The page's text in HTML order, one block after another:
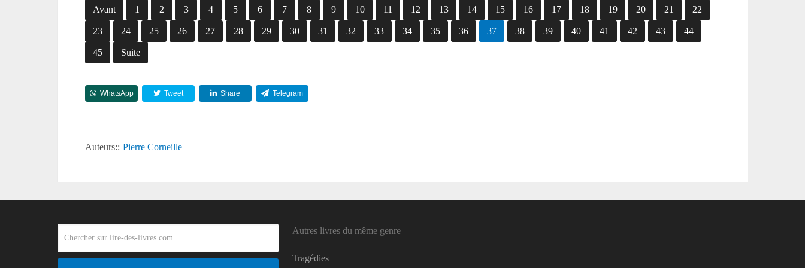
Avant 1 2 3 4 5 6 7 8 9 10 11 12 13 14 15 16 17 18 19 20 21 22
23 24 25 26 27 28 29 30 31 32 33 34 35 36 37 38 39 40 41 42 43 44
45 Suite
WhatsApp Tweet Share Telegram
Auteurs:: Pierre Corneille
Autres livres du même genre
Tragédies